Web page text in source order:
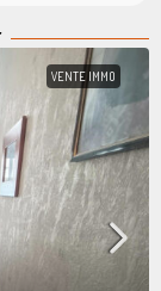
VENTE IMMO